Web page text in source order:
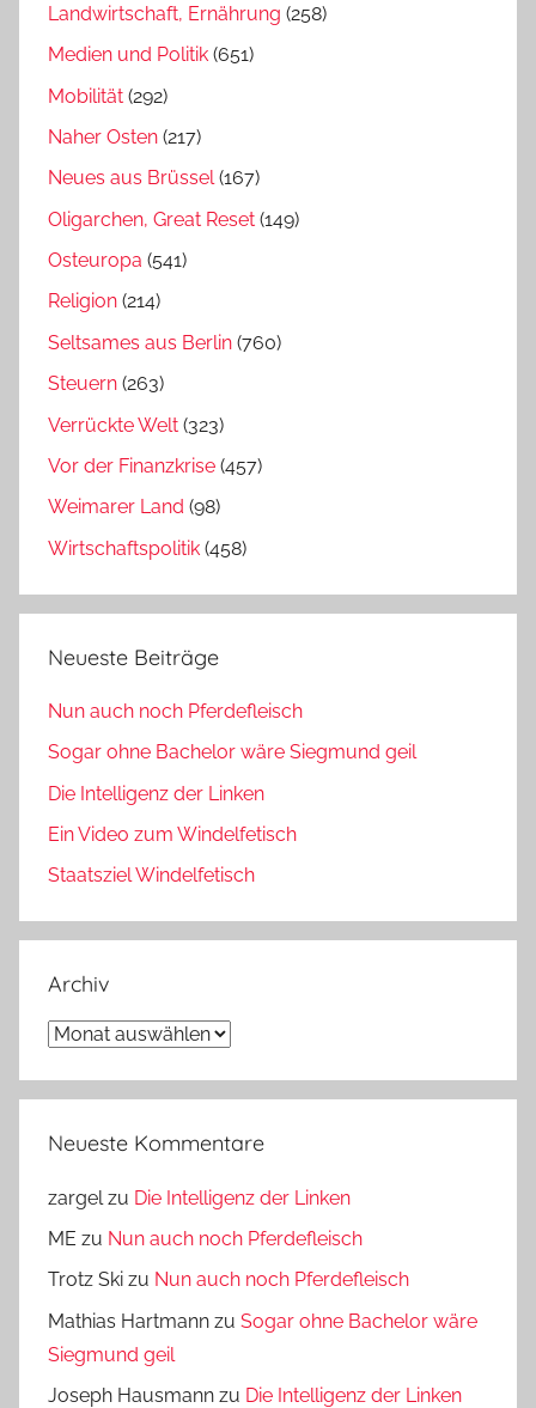
Landwirtschaft, Ernährung (258)
Medien und Politik (651)
Mobilität (292)
Naher Osten (217)
Neues aus Brüssel(167)
Oligarchen, Great Reset (149)
Osteuropa (541)
Religion (214)
Seltsames aus Berlin (760)
Steuern (263)
Verrückte Welt (323)
Vor der Finanzkrise (457)
Weimarer Land (98)
Wirtschaftspolitik (458)
Neueste Beiträge
Nun auch noch Pferdefleisch
Sogar ohne Bachelor wäre Siegmund geil
Die Intelligenz der Linken
Ein Video zum Windelfetisch
Staatsziel Windelfetisch
Archiv
Archiv
Neueste Kommentare
zargel zu Die Intelligenz der Linken
ME zu Nun auch noch Pferdefleisch
Trotz Ski zu Nun auch noch Pferdefleisch
Mathias Hartmann zu Sogar ohne Bachelor wäre
Siegmund geil
Joseph Hausmann zu Die Intelligenz der Linken